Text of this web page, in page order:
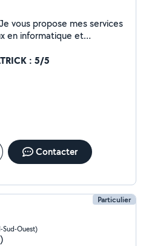
vous propose mes services
en informatique et
de petits travaux
N'hésitez pas à me contacter.
: 5/5
Contacter
Particulier
Sud-Ouest)